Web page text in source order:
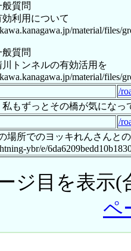
質問
利用について
material/files/
質問
トンネルの有効活用を
material/files/
/
もずっとその橋が気にな
/
場所でのヨッキれんさんと
ybr/e/
ジ目を表示(
ペ